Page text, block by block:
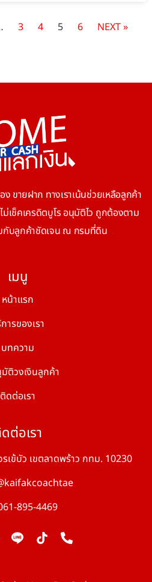
3 4 5 6 NEXT »
ขายฝาก ทางเราเน้นช่วยเหลือลูกค้า
เช็คเครดิตบูโร อนุมัติไว ถูกต้องตาม
กับลูกค้าชัดเจน ณ กรมที่ดิน
เมนู
หน้าแรก
ารของเรา
บทความ
ติวงเงินลูกค้า
ติดต่อเรา
ต่อเรา
เข้บัว เขตลาดพร้าว กทม. 10230
895-4469